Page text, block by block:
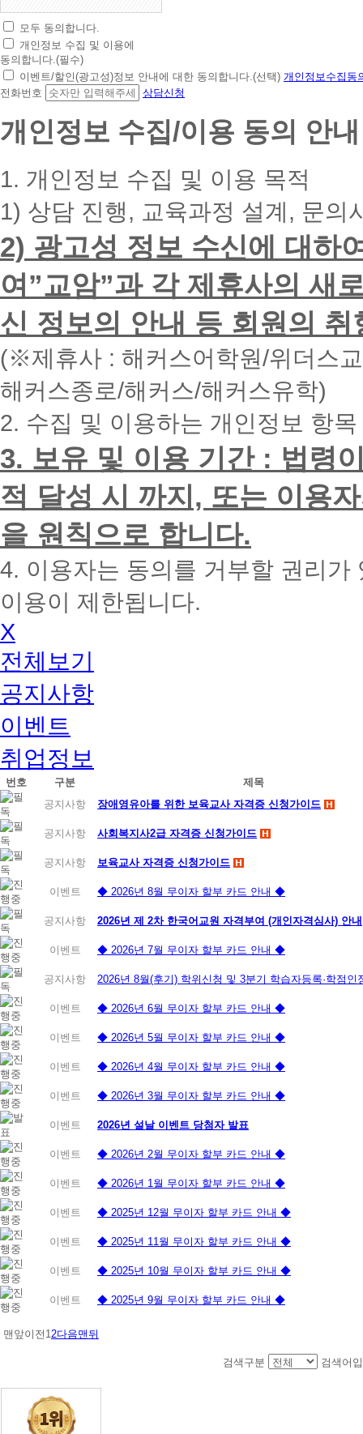
초
간
편
상
담
청
대
폰
입
력
시
면
빠
른
간
내
에
화
드
리
겠
습
니
다.
모두 동의합니다.
개인정보 수집 및 이용에
동의합니다.(필수)
이벤트/할인(광고성)정보 안내에 대한 동의합니다.(선택) 개인정보수집동
전화번호
상담신청
개인정보 수집/이용 동의 안내
1. 개인정보 수집 및 이용 목적
1) 상담 진행, 교육과정 설계, 문의
2) 광고성 정보 수신에 대하
여”교암”과 각 제휴사의 새
신 정보의 안내 등 회원의
(※제휴사 : 해커스어학원/위더스
해커스종로/해커스/해커스유학)
2. 수집 및 이용하는 개인정보 항
3. 보유 및 이용 기간 : 법령
적 달성 시 까지, 또는 이용
을 원칙으로 합니다.
4. 이용자는 동의를 거부할 권리
이용이 제한됩니다.
X
전체보기
공지사항
이벤트
취업정보
번호 구분
제목
공지사항
장애영유아를 위한 보육교사 자격증 신청가이드
공지사항 사회복지사2급 자격증 신청가이드
공지사항 보육교사 자격증 신청가이드
이벤트 ◆ 2026년 8월 무이자 할부 카드 안내 ◆
공지사항 2026년 제 2차 한국어교원 자격부여 (개인자격심사) 안내
이벤트 ◆ 2026년 7월 무이자 할부 카드 안내 ◆
공지사항 2026년 8월(후기) 학위신청 및 3분기 학습자등록·학점
이벤트 ◆ 2026년 6월 무이자 할부 카드 안내 ◆
이벤트 ◆ 2026년 5월 무이자 할부 카드 안내 ◆
이벤트 ◆ 2026년 4월 무이자 할부 카드 안내 ◆
이벤트 ◆ 2026년 3월 무이자 할부 카드 안내 ◆
이벤트 2026년 설날 이벤트 당첨자 발표
이벤트 ◆ 2026년 2월 무이자 할부 카드 안내 ◆
이벤트 ◆ 2026년 1월 무이자 할부 카드 안내 ◆
이벤트 ◆ 2025년 12월 무이자 할부 카드 안내 ◆
이벤트 ◆ 2025년 11월 무이자 할부 카드 안내 ◆
이벤트 ◆ 2025년 10월 무이자 할부 카드 안내 ◆
이벤트 ◆ 2025년 9월 무이자 할부 카드 안내 ◆
맨앞이전 1 2다음맨뒤
검색구분 검색어